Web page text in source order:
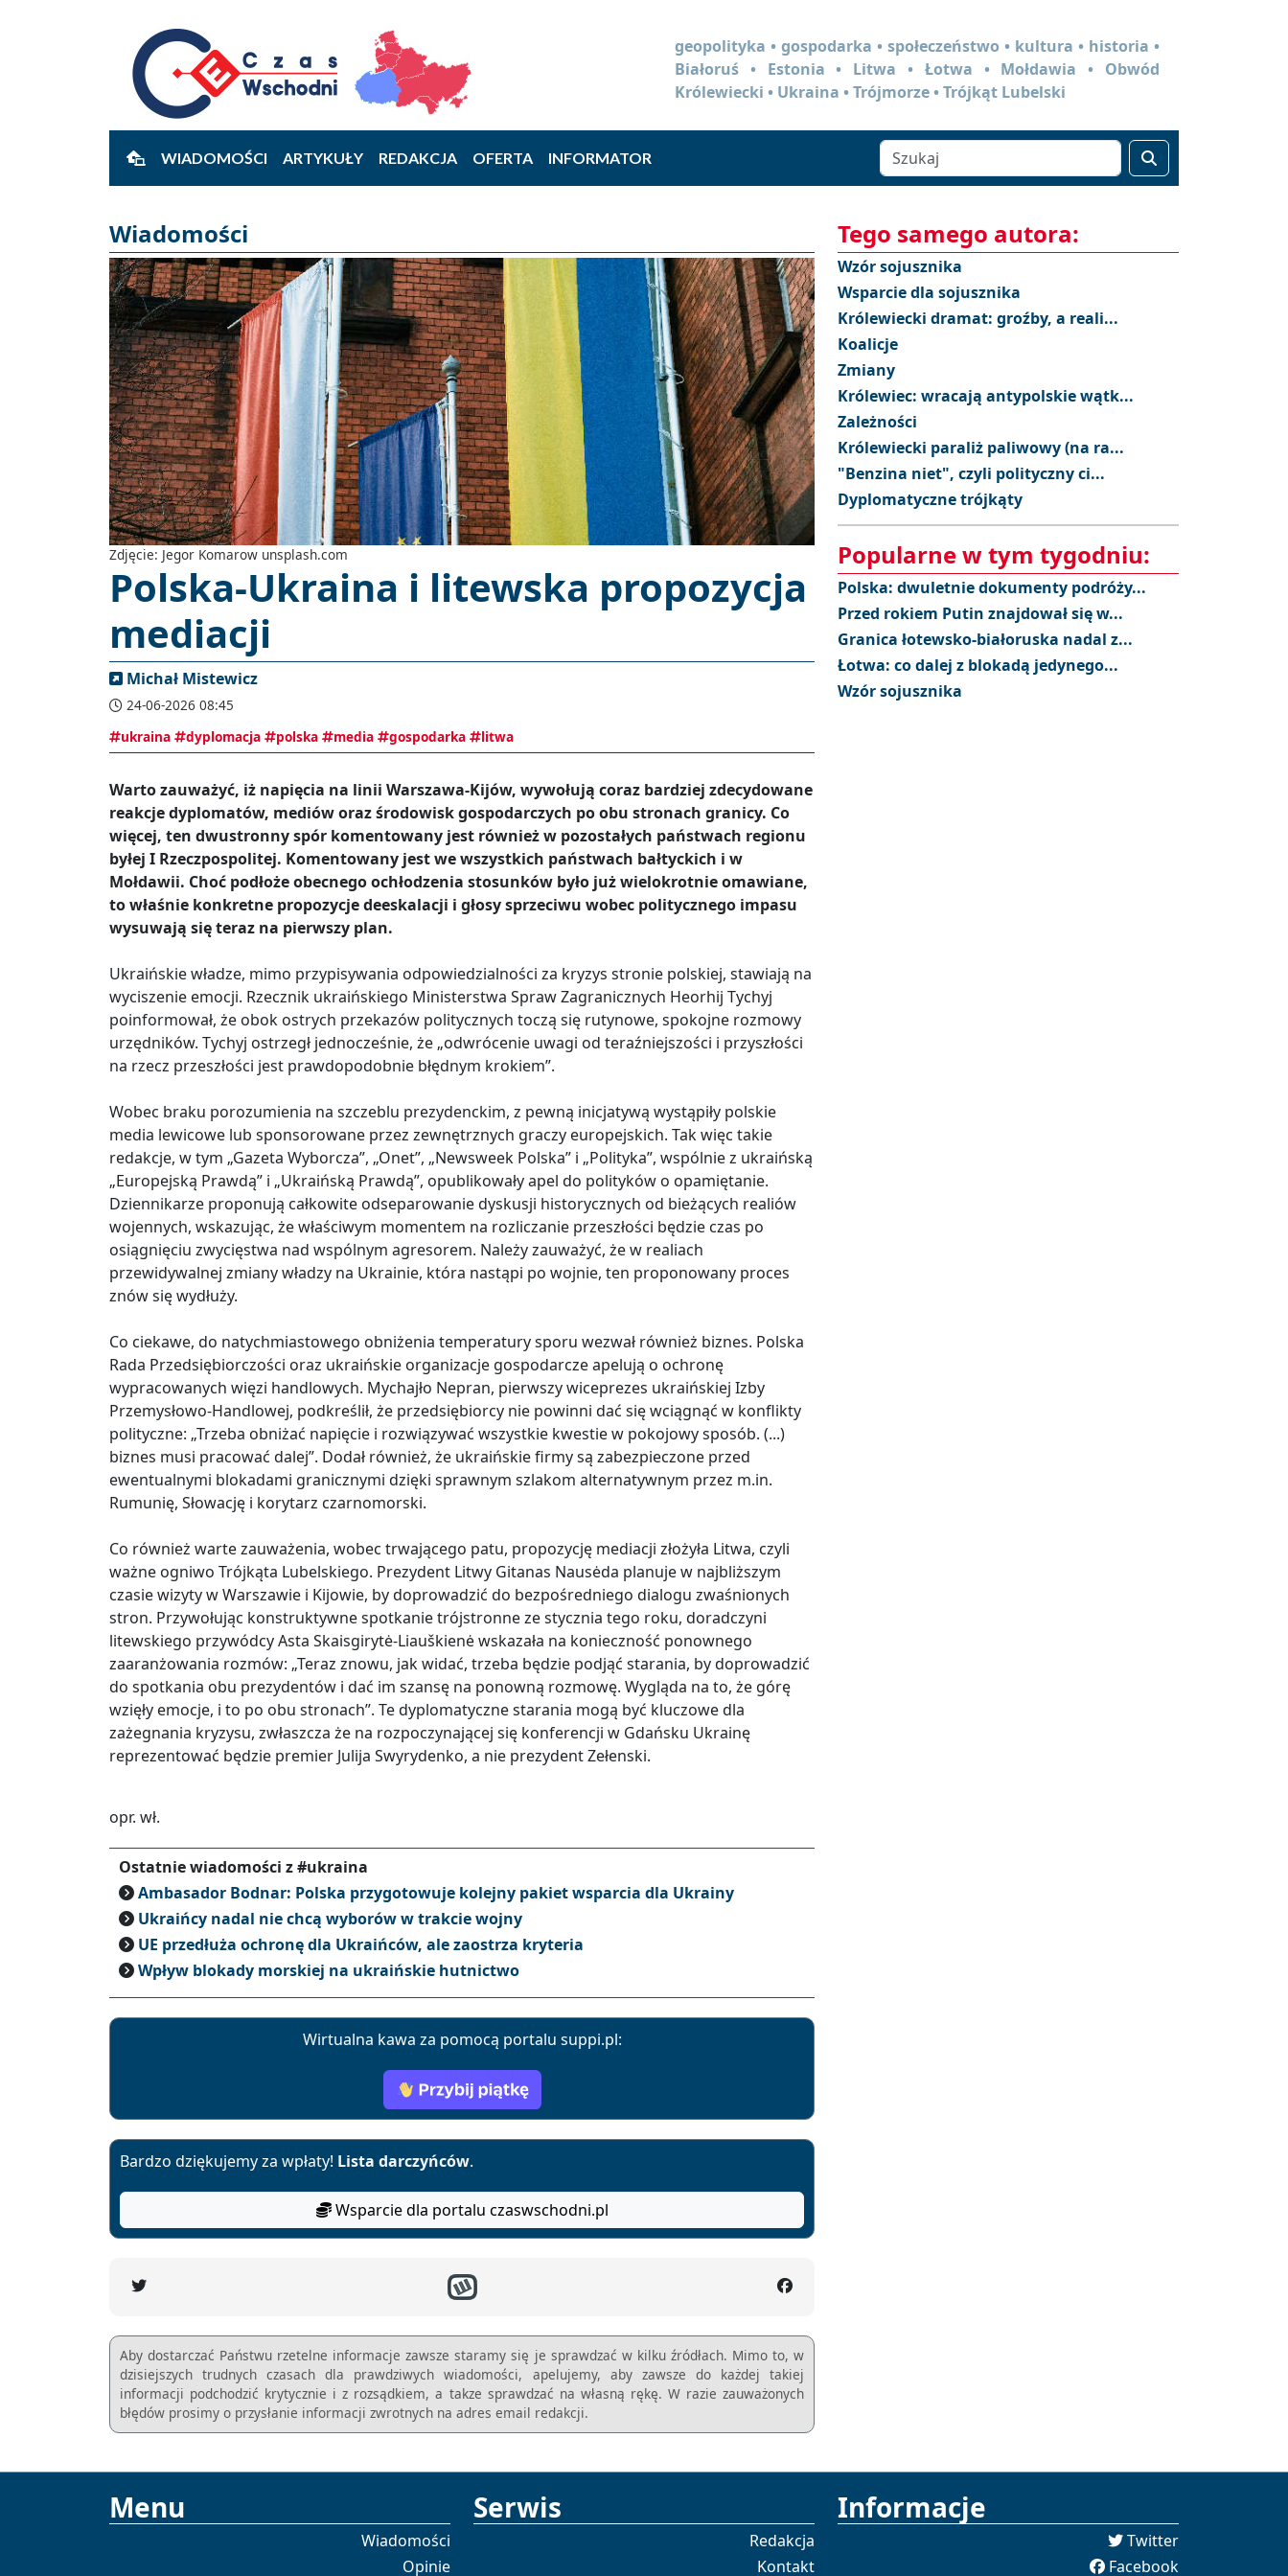
geopolityka • gospodarka • społeczeństwo • kultura • historia •
Białoruś • Estonia • Litwa • Łotwa • Mołdawia • Obwód
Królewiecki • Ukraina • Trójmorze • Trójkąt Lubelski
WIADOMOŚCI ARTYKUŁY REDAKCJA OFERTA INFORMATOR
Wiadomości
Zdjęcie: Jegor Komarow unsplash.com
Polska-Ukraina i litewska propozycja
mediacji
Michał Mistewicz
24-06-2026 08:45
ukraina
dyplomacja polska media gospodarka litwa
Warto zauważyć, iż napięcia na linii Warszawa-Kijów, wywołują coraz bardziej zdecydowane
reakcje dyplomatów, mediów oraz środowisk gospodarczych po obu stronach granicy. Co
więcej, ten dwustronny spór komentowany jest również w pozostałych państwach regionu
byłej I Rzeczpospolitej. Komentowany jest we wszystkich państwach bałtyckich i w
Mołdawii. Choć podłoże obecnego ochłodzenia stosunków było już wielokrotnie omawiane,
to właśnie konkretne propozycje deeskalacji i głosy sprzeciwu wobec politycznego impasu
wysuwają się teraz na pierwszy plan.
Ukraińskie władze, mimo przypisywania odpowiedzialności za kryzys stronie polskiej, stawiają na
wyciszenie emocji. Rzecznik ukraińskiego Ministerstwa Spraw Zagranicznych Heorhij Tychyj
poinformował, że obok ostrych przekazów politycznych toczą się rutynowe, spokojne rozmowy
urzędników. Tychyj ostrzegł jednocześnie, że „odwrócenie uwagi od teraźniejszości i przyszłości
na rzecz przeszłości jest prawdopodobnie błędnym krokiem”.
Wobec braku porozumienia na szczeblu prezydenckim, z pewną inicjatywą wystąpiły polskie
media lewicowe lub sponsorowane przez zewnętrznych graczy europejskich. Tak więc takie
redakcje, w tym „Gazeta Wyborcza”, „Onet”, „Newsweek Polska” i „Polityka”, wspólnie z ukraińską
„Europejską Prawdą” i „Ukraińską Prawdą”, opublikowały apel do polityków o opamiętanie.
Dziennikarze proponują całkowite odseparowanie dyskusji historycznych od bieżących realiów
wojennych, wskazując, że właściwym momentem na rozliczanie przeszłości będzie czas po
osiągnięciu zwycięstwa nad wspólnym agresorem. Należy zauważyć, że w realiach
przewidywalnej zmiany władzy na Ukrainie, która nastąpi po wojnie, ten proponowany proces
znów się wydłuży.
Co ciekawe, do natychmiastowego obniżenia temperatury sporu wezwał również biznes. Polska
Rada Przedsiębiorczości oraz ukraińskie organizacje gospodarcze apelują o ochronę
wypracowanych więzi handlowych. Mychajło Nepran, pierwszy wiceprezes ukraińskiej Izby
Przemysłowo-Handlowej, podkreślił, że przedsiębiorcy nie powinni dać się wciągnąć w konflikty
polityczne: „Trzeba obniżać napięcie i rozwiązywać wszystkie kwestie w pokojowy sposób. (...)
biznes musi pracować dalej”. Dodał również, że ukraińskie firmy są zabezpieczone przed
ewentualnymi blokadami granicznymi dzięki sprawnym szlakom alternatywnym przez m.in.
Rumunię, Słowację i korytarz czarnomorski.
Co również warte zauważenia, wobec trwającego patu, propozycję mediacji złożyła Litwa, czyli
ważne ogniwo Trójkąta Lubelskiego. Prezydent Litwy Gitanas Nausėda planuje w najbliższym
czasie wizyty w Warszawie i Kijowie, by doprowadzić do bezpośredniego dialogu zwaśnionych
stron. Przywołując konstruktywne spotkanie trójstronne ze stycznia tego roku, doradczyni
litewskiego przywódcy Asta Skaisgirytė-Liauškienė wskazała na konieczność ponownego
zaaranżowania rozmów: „Teraz znowu, jak widać, trzeba będzie podjąć starania, by doprowadzić
do spotkania obu prezydentów i dać im szansę na ponowną rozmowę. Wygląda na to, że górę
wzięły emocje, i to po obu stronach”. Te dyplomatyczne starania mogą być kluczowe dla
zażegnania kryzysu, zwłaszcza że na rozpoczynającej się konferencji w Gdańsku Ukrainę
reprezentować będzie premier Julija Swyrydenko, a nie prezydent Zełenski.
opr. wł.
Ostatnie wiadomości z #ukraina
Ambasador Bodnar: Polska przygotowuje kolejny pakiet wsparcia dla Ukrainy
Ukraińcy nadal nie chcą wyborów w trakcie wojny
UE przedłuża ochronę dla Ukraińców, ale zaostrza kryteria
Wpływ blokady morskiej na ukraińskie hutnictwo
Wirtualna kawa za pomocą portalu suppi.pl:
Bardzo dziękujemy za wpłaty! Lista darczyńców.
Wsparcie dla portalu czaswschodni.pl
Aby dostarczać Państwu rzetelne informacje zawsze staramy się je sprawdzać w kilku źródłach. Mimo to, w
dzisiejszych trudnych czasach dla prawdziwych wiadomości, apelujemy, aby zawsze do każdej takiej
informacji podchodzić krytycznie i z rozsądkiem, a takze sprawdzać na własną rękę. W razie zauważonych
błędów prosimy o przysłanie informacji zwrotnych na adres email redakcji.
Tego samego autora:
Wzór sojusznika
Wsparcie dla sojusznika
Królewiecki dramat: groźby, a reali...
Koalicje
Zmiany
Królewiec: wracają antypolskie wątk...
Zależności
Królewiecki paraliż paliwowy (na ra...
"Benzina niet", czyli polityczny ci...
Dyplomatyczne trójkąty
Popularne w tym tygodniu:
Polska: dwuletnie dokumenty podróży...
Przed rokiem Putin znajdował się w...
Granica łotewsko-białoruska nadal z...
Łotwa: co dalej z blokadą jedynego...
Wzór sojusznika
Menu
Wiadomości
Opinie
Serwis
Redakcja
Kontakt
Informacje
Twitter
Facebook